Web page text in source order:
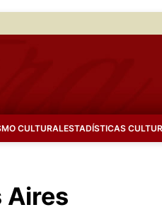
CULTURALESTADÍSTICAS
Aires